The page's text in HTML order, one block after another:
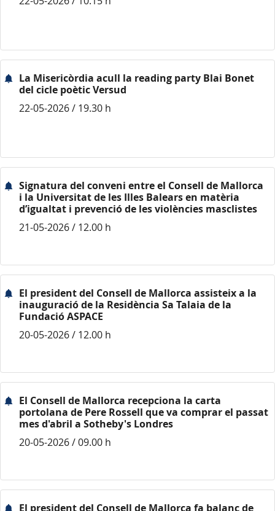
La Misericòrdia acull la reading party Blai Bonet
del cicle poètic Versud
22-05-2026 / 19.30 h
Signatura del conveni entre el Consell de Mallorca
i la Universitat de les Illes Balears en matèria
d’igualtat i prevenció de les violències masclistes
21-05-2026 / 12.00 h
El president del Consell de Mallorca assisteix a la
inauguració de la Residència Sa Talaia de la
Fundació ASPACE
20-05-2026 / 12.00 h
El Consell de Mallorca recepciona la carta
portolana de Pere Rossell que va comprar el passat
mes d'abril a Sotheby's Londres
20-05-2026 / 09.00 h
El president del Consell de Mallorca fa balanç de